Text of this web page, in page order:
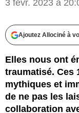
3 févr. 2023 à
Ajoutez Allociné à
Elles nous ont
traumatisé. Ces
mythiques et
de ne pas les
collaboration